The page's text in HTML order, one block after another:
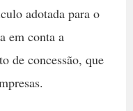
adotada para o
em conta a
de concessão, que